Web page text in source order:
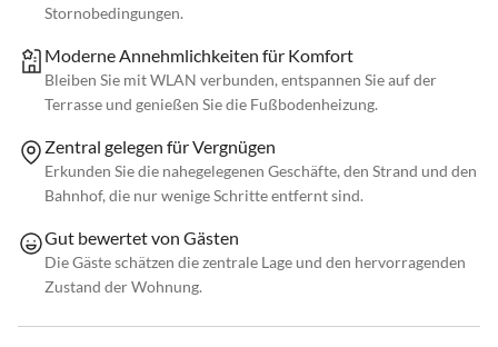
Stornobedingungen.
Moderne Annehmlichkeiten für Komfort
Bleiben Sie mit WLAN verbunden, entspannen Sie auf der
Terrasse und genießen Sie die Fußbodenheizung.
Zentral gelegen für Vergnügen
Erkunden Sie die nahegelegenen Geschäfte, den Strand und den
Bahnhof, die nur wenige Schritte entfernt sind.
Gut bewertet von Gästen
Die Gäste schätzen die zentrale Lage und den hervorragenden
Zustand der Wohnung.